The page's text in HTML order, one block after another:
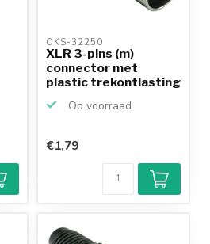
OKS-32250
XLR 3-pins (m)
connector met
plastic trekontlasting
Op voorraad
€1,79